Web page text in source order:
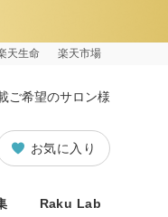
天生命 楽天市場
ご希望のサロン様
お気に入り
Raku Lab